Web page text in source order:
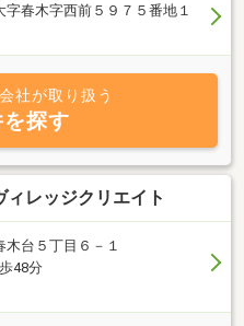
春木字西前５９７５番地１
社が取り扱う
探す
レッジクリエイト
台５丁目６－１
48分